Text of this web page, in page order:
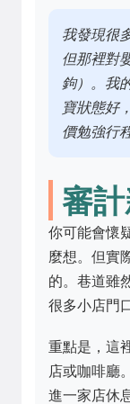
我發現很
但那裡對
鉤）。我
寶狀態好
價勉強行程
審
你可能會懷
麼想。但實
的。巷道雖
很多小店門
重點是，這
店或咖啡廳
進一家店休